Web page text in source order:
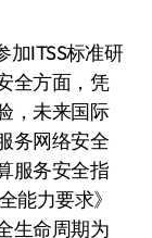
加ITSS标准研
全方面，凭
，未来国际
务网络安全
服务安全指
能力要求》
生命周期为